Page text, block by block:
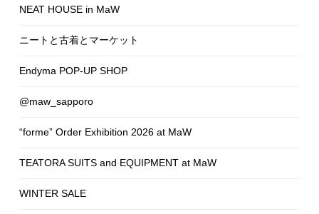
NEAT HOUSE in MaW
ニートと古着とマーケット
Endyma POP-UP SHOP
@maw_sapporo
“forme” Order Exhibition 2026 at MaW
TEATORA SUITS and EQUIPMENT at MaW
WINTER SALE